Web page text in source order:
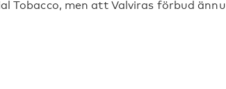
Tobacco, men att Valviras förbud ännu